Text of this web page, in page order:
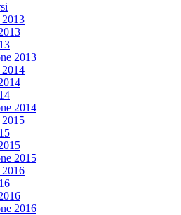
2013
2014
2015
2016